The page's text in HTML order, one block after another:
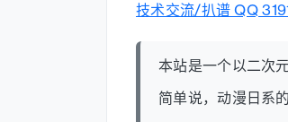
技术交流/扒谱 QQ
本站是一个以二次
简单说，动漫日系